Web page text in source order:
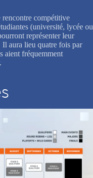
rencontre compétitive
(université, lycée ou
représenter leur
Il aura lieu quatre fois par
aient fréquemment